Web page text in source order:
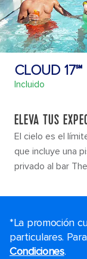
CLOUD 17℠
Incluido
ELEVA TUS
El cielo es el
que incluye una
privado al bar
*La promoción
particulares.
Condiciones.